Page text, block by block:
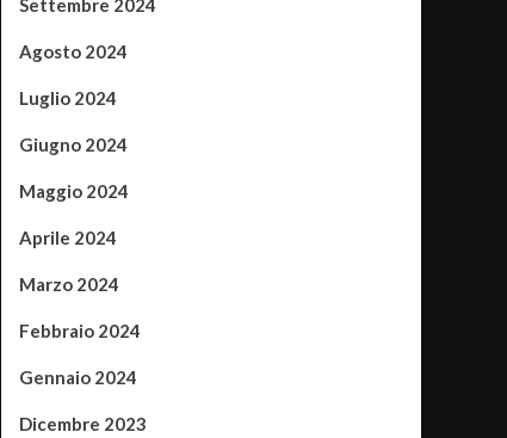
Settembre 2024
Agosto 2024
Luglio 2024
Giugno 2024
Maggio 2024
Aprile 2024
Marzo 2024
Febbraio 2024
Gennaio 2024
Dicembre 2023